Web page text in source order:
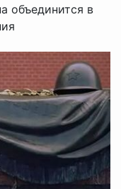
объединится в